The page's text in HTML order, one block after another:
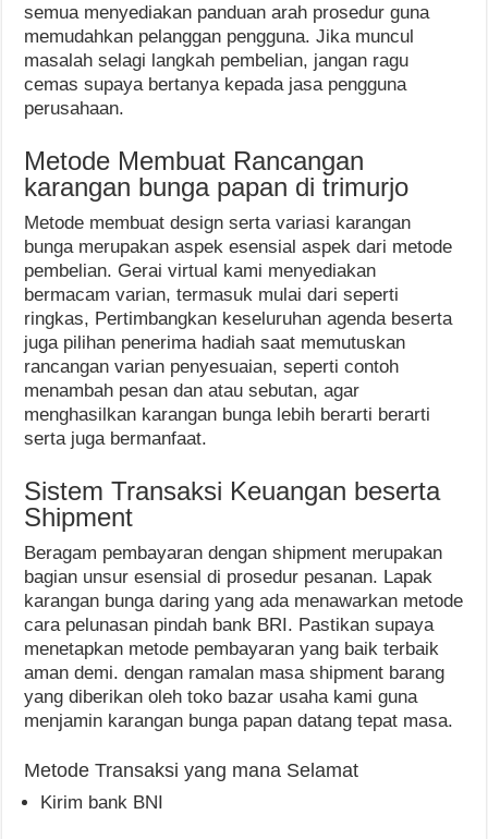
semua menyediakan panduan arah prosedur guna
memudahkan pelanggan pengguna. Jika muncul
masalah selagi langkah pembelian, jangan ragu
cemas supaya bertanya kepada jasa pengguna
perusahaan.
Metode Membuat Rancangan
karangan bunga papan di trimurjo
Metode membuat design serta variasi karangan
bunga merupakan aspek esensial aspek dari metode
pembelian. Gerai virtual kami menyediakan
bermacam varian, termasuk mulai dari seperti
ringkas, Pertimbangkan keseluruhan agenda beserta
juga pilihan penerima hadiah saat memutuskan
rancangan varian penyesuaian, seperti contoh
menambah pesan dan atau sebutan, agar
menghasilkan karangan bunga lebih berarti berarti
serta juga bermanfaat.
Sistem Transaksi Keuangan beserta
Shipment
Beragam pembayaran dengan shipment merupakan
bagian unsur esensial di prosedur pesanan. Lapak
karangan bunga daring yang ada menawarkan metode
cara pelunasan pindah bank BRI. Pastikan supaya
menetapkan metode pembayaran yang baik terbaik
aman demi. dengan ramalan masa shipment barang
yang diberikan oleh toko bazar usaha kami guna
menjamin karangan bunga papan datang tepat masa.
Metode Transaksi yang mana Selamat
Kirim bank BNI